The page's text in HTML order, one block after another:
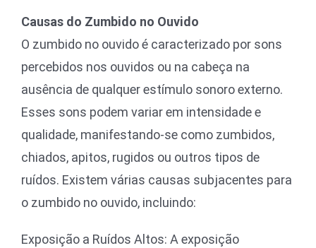
Causas do Zumbido no Ouvido
O zumbido no ouvido é caracterizado por sons
percebidos nos ouvidos ou na cabeça na
ausência de qualquer estímulo sonoro externo.
Esses sons podem variar em intensidade e
qualidade, manifestando-se como zumbidos,
chiados, apitos, rugidos ou outros tipos de
ruídos. Existem várias causas subjacentes para
o zumbido no ouvido, incluindo:
Exposição a Ruídos Altos: A exposição